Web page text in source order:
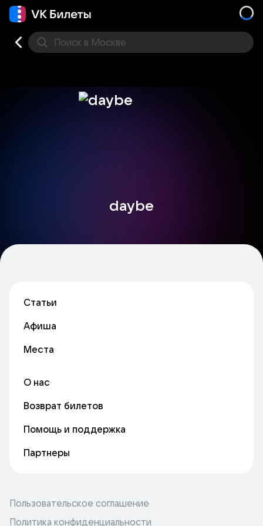
Поиск в Москве
daybe
Статьи
Афиша
Места
О нас
Возврат билетов
Помощь и поддержка
Партнеры
Пользовательское соглашение
Политика конфиденциальности